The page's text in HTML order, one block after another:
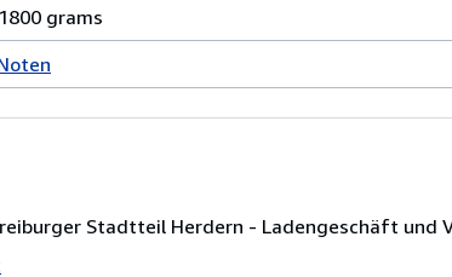
1800 grams
Stadtteil Herdern - Ladengeschäft und